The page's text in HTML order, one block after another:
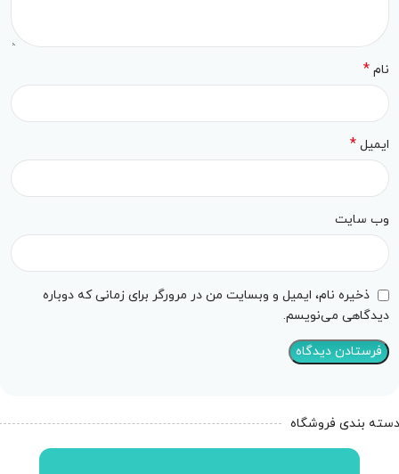
نام*
ایمیل*
وب‌ سایت
ذخیره نام، ایمیل و وبسایت من در مرورگر برای زمانی که دوباره
دیدگاهی می‌نویسم.
بندی فروشگاه